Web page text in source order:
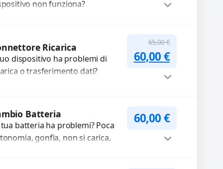
non funziona?
immagini sfocate, messa a...
Ricarica
dispositivo ha problemi di
o trasferimento dati?
danneggiati,...
65,00€
Il prezzo
60,00€Il prezzo
Batteria
tua batteria ha problemi? Poca
gonfia, non si carica,
60,00€